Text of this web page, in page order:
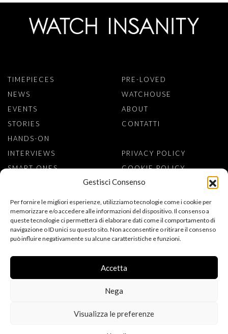
Gestisci Consenso
Per fornire le migliori esperienze, utilizziamo tecnologie come i cookie per
memorizzare e/o accedere alle informazioni del dispositivo. Il consenso a
queste tecnologie ci permetterà di elaborare dati come il comportamento di
navigazione o ID unici su questo sito. Non acconsentire o ritirare il consenso
può influire negativamente su alcune caratteristiche e funzioni.
Accetta
Nega
Visualizza le preferenze
TIMEPIECES
NEWS
EVENTS
STORIES
HANDS-ON
INTERVIEWS
SMART ONES
PRE-LOVED
WATCHOUSE
ABOUT
CONTATTI
PRIVACY POLICY
COOKIE POLICY
ISCRIVITI ALLA NEWSLETTER
ACCONSENTO AL TRATTAMENTO DEI MIEI DATI PERSONALI PER
L’INFORMATIVA SULLA PRIVACY.
FOLLOW US